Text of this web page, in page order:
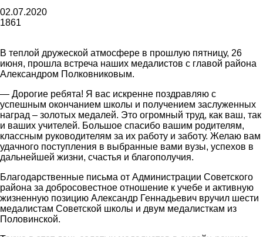
02.07.2020
1861
В теплой дружеской атмосфере в прошлую пятницу, 26
июня, прошла встреча наших медалистов с главой района
Александром Полковниковым.
— Дорогие ребята! Я вас искренне поздравляю с
успешным окончанием школы и получением заслуженных
наград – золотых медалей. Это огромный труд, как ваш, так
и ваших учителей. Большое спасибо вашим родителям,
классным руководителям за их работу и заботу. Желаю вам
удачного поступления в выбранные вами вузы, успехов в
дальнейшей жизни, счастья и благополучия.
Благодарственные письма от Администрации Советского
района за добросовестное отношение к учебе и активную
жизненную позицию Александр Геннадьевич вручил шести
медалистам Советской школы и двум медалисткам из
Половинской.